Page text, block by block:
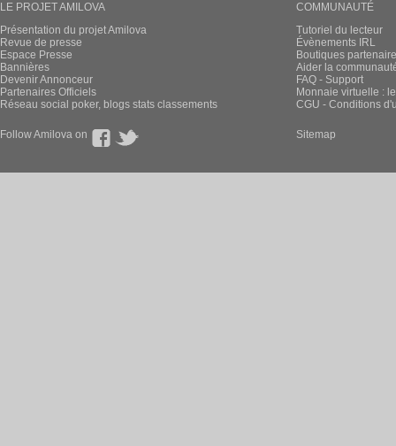
LE PROJET AMILOVA
Présentation du projet Amilova
Revue de presse
Espace Presse
Bannières
Devenir Annonceur
Partenaires Officiels
Réseau social poker, blogs stats classements
COMMUNAUTÉ
Tutoriel du lecteur
Évènements IRL
Boutiques
Aider la
FAQ - Support
Monnaie virtuelle :
CGU - Conditions
Follow Amilova on Sitemap